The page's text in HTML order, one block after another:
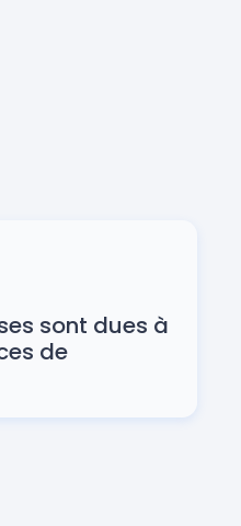
sont dues à
de